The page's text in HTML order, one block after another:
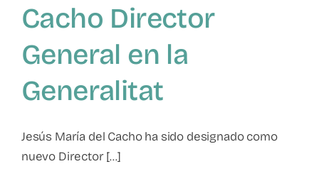
Cacho Director
General en la
Generalitat
Jesús María del Cacho ha sido designado como
nuevo Director [...]